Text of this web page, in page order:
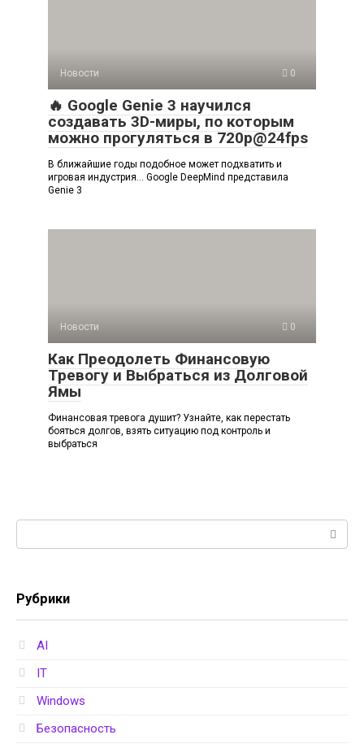
Новости 0
🔥 Google Genie 3 научился
создавать 3D-миры, по которым
можно прогуляться в 720p@24fps
В ближайшие годы подобное может подхватить и
игровая индустрия… Google DeepMind представила
Genie 3
Новости 0
Как Преодолеть Финансовую
Тревогу и Выбраться из Долговой
Ямы
Финансовая тревога душит? Узнайте, как перестать
бояться долгов, взять ситуацию под контроль и
выбраться
Рубрики
AI
IT
Windows
Безопасность